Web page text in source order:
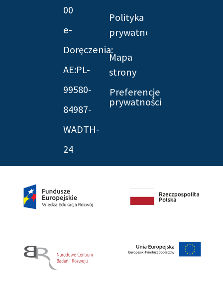
00
e-
Doręczenia:
AE:PL-
99580-
84987-
WADTH-
24
Polityka
prywatności
Mapa
strony
Preferencje
prywatności